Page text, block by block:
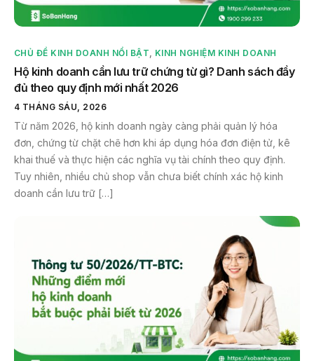
CHỦ ĐỀ KINH DOANH NỔI BẬT KINH NGHIỆM KINH DOANH
Hộ kinh doanh cần lưu trữ chứng từ gì? Danh sách đầy
đủ theo quy định mới nhất 2026
4 THÁNG SÁU, 2026
Từ năm 2026, hộ kinh doanh ngày càng phải quản lý hóa
đơn, chứng từ chặt chẽ hơn khi áp dụng hóa đơn điện tử, kê
khai thuế và thực hiện các nghĩa vụ tài chính theo quy định.
Tuy nhiên, nhiều chủ shop vẫn chưa biết chính xác hộ kinh
doanh cần lưu trữ […]